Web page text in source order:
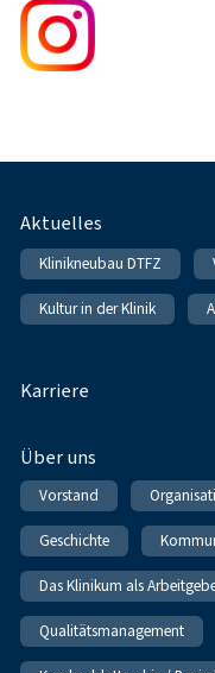
Fußnavigation
Aktuelles
Klinikneubau DTFZ
Kultur in der Klinik
Karriere
Über uns
Vorstand
Geschichte
Das Klinikum als
Qualitätsmanagement